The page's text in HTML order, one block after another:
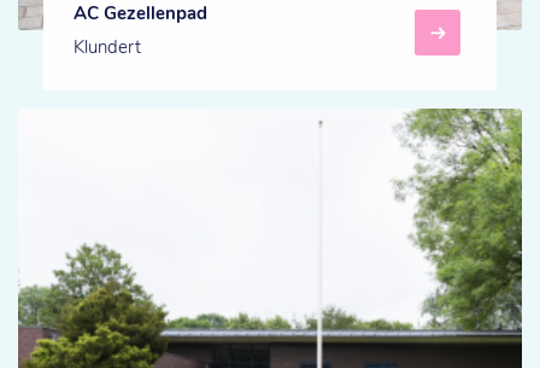
AC Gezellenpad
Klundert